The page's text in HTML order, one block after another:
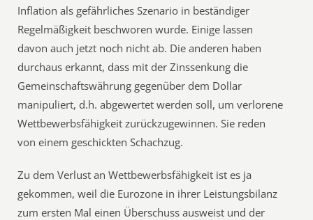
Inflation als gefährliches Szenario in beständiger
Regelmäßigkeit beschworen wurde. Einige lassen
davon auch jetzt noch nicht ab. Die anderen haben
durchaus erkannt, dass mit der Zinssenkung die
Gemeinschaftswährung gegenüber dem Dollar
manipuliert, d.h. abgewertet werden soll, um verlorene
Wettbewerbsfähigkeit zurückzugewinnen. Sie reden
von einem geschickten Schachzug.
Zu dem Verlust an Wettbewerbsfähigkeit ist es ja
gekommen, weil die Eurozone in ihrer Leistungsbilanz
zum ersten Mal einen Überschuss ausweist und der